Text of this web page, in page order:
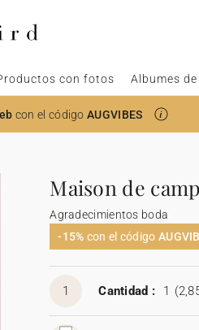
con fotos Albumes
con el códigoAUGVIBES
Maison de
Agradecimientos boda
-15% con el código
1 Cantidad : 1